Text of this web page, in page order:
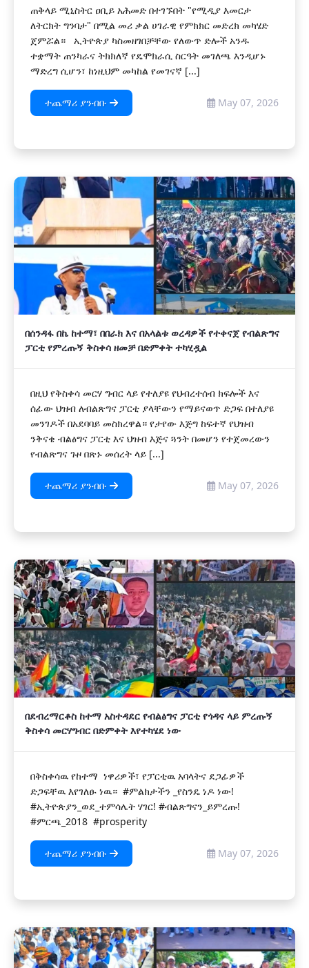
ጠቅላይ ሚኒስትር ዐቢይ አሕመድ በተገኙበት "የሚዲያ እመርታ
ለትርክት ግንባታ" በሚል መሪ ቃል ሀገራዊ የምክክር መድረክ መካሄድ
ጀምሯል። ‎ ኢትዮጵያ ካስመዘገበቻቸው የለውጥ ድሎች አንዱ
ተቋማት ጠንካራና ትክክለኛ የዴሞክራሲ ስርዓት መገለጫ እንዲሆኑ
ማድረግ ሲሆን፣ ከነዚህም መካከል የመገናኛ [...]
ተጨማሪ ያንብቡ May 07, 2026
በሰንዳፋ በኬ ከተማ፣ በበራክ እና በአላልቱ ወረዳዎች የተቀናጀ የብልጽግና
ፓርቲ የምረጡኝ ቅስቀሳ ዘመቻ በድምቀት ተካሂዷል
በዚህ የቅስቀሳ መርሃ ግብር ላይ የተለያዩ የህብረተሰብ ክፍሎች እና
ሰፊው ህዝብ ለብልጽግና ፓርቲ ያላቸውን የማይናወጥ ድጋፍ በተለያዩ
መንገዶች በአደባባይ መስክረዋል። የታየው እጅግ ከፍተኛ የህዝብ
ንቅናቄ ብልፅግና ፓርቲ እና ህዝብ እጅና ጓንት በመሆን የተጀመረውን
የብልጽግና ጉዞ በጽኑ መሰረት ላይ [...]
ተጨማሪ ያንብቡ May 07, 2026
በደብረማርቆስ ከተማ አስተዳደር የብልፅግና ፓርቲ የጎዳና ላይ ምረጡኝ
ቅስቀሳ መርሃግብር በድምቀት እየተካሄደ ነው
በቅስቀሳዉ የከተማ ነዋሪዎች፣ የፓርቲዉ አባላትና ደጋፊዎች
ድጋፍቸዉ እየገለፁ ነዉ። ‎ #​ምልክታችን _የስንዴ ነዶ ነው!
#ኢትዮጵያን_ወደ_ተምሳሌት ሃገር! #ብልጽግናን_ይምረጡ!
#ምርጫ_2018 ​#prosperity
ተጨማሪ ያንብቡ May 07, 2026